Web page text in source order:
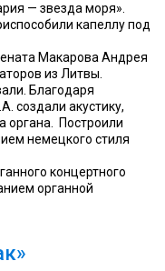
— звезда моря».
капеллу под
Макарова Андрея
из Литвы.
Благодаря
создали акустику,
органа. Построили
немецкого стиля
концертного
органной